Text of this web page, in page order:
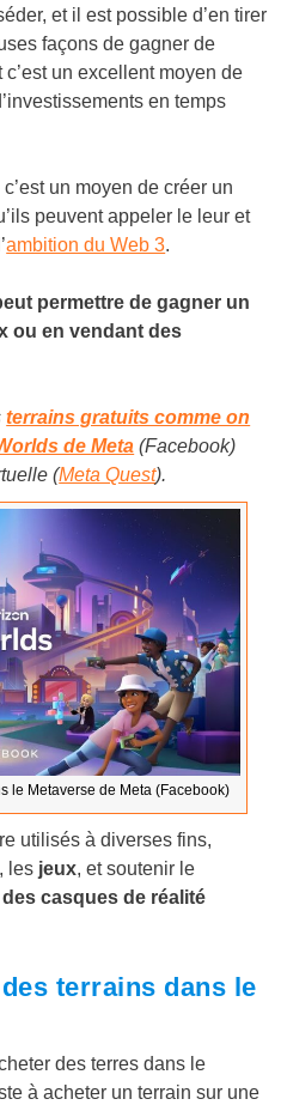
et il est possible d’en tirer
façons de gagner de
c’est un excellent moyen de
en temps
un moyen de créer un
peuvent appeler le leur et
ambition du Web 3.
permettre de gagner un
ou en vendant des
terrains gratuits comme on
de Meta (Facebook)
(Meta Quest).
le Metaverse de Meta (Facebook)
utilisés à diverses fins,
, les jeux, et soutenir le
casques de réalité
terrains dans le
des terres dans le
à acheter un terrain sur une